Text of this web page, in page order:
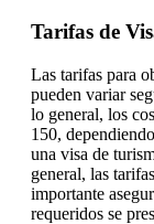
Tarifas de
Las tarifas para
pueden variar
lo general, los
150,
una visa de
general, las
importante
requeridos se